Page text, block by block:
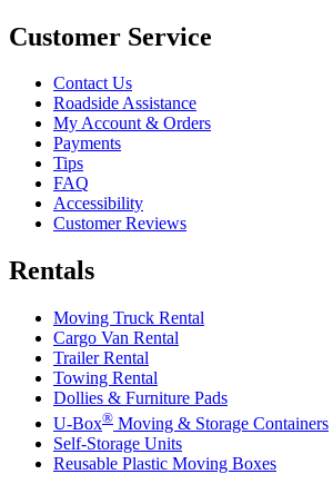
Customer Service
Contact Us
Roadside Assistance
My Account & Orders
Payments
Tips
FAQ
Accessibility
Customer Reviews
Rentals
Moving Truck Rental
Cargo Van Rental
Trailer Rental
Towing Rental
Dollies & Furniture Pads
U-Box® Moving & Storage Containers
Self-Storage Units
Reusable Plastic Moving Boxes